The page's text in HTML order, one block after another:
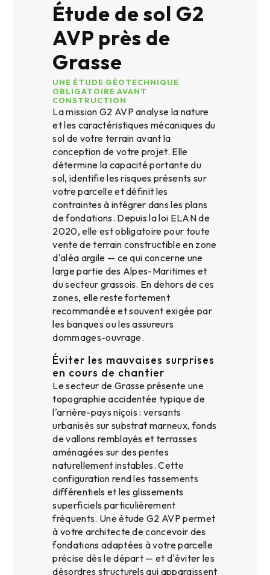
Étude de sol G2
AVP près de
Grasse
UNE ÉTUDE GÉOTECHNIQUE
OBLIGATOIRE AVANT
CONSTRUCTION
La mission G2 AVP analyse la nature
et les caractéristiques mécaniques du
sol de votre terrain avant la
conception de votre projet. Elle
détermine la capacité portante du
sol, identifie les risques présents sur
votre parcelle et définit les
contraintes à intégrer dans les plans
de fondations. Depuis la loi ELAN de
2020, elle est obligatoire pour toute
vente de terrain constructible en zone
d'aléa argile — ce qui concerne une
large partie des Alpes-Maritimes et
du secteur grassois. En dehors de ces
zones, elle reste fortement
recommandée et souvent exigée par
les banques ou les assureurs
dommages-ouvrage.
Éviter les mauvaises surprises
en cours de chantier
Le secteur de Grasse présente une
topographie accidentée typique de
l'arrière-pays niçois : versants
urbanisés sur substrat marneux, fonds
de vallons remblayés et terrasses
aménagées sur des pentes
naturellement instables. Cette
configuration rend les tassements
différentiels et les glissements
superficiels particulièrement
fréquents. Une étude G2 AVP permet
à votre architecte de concevoir des
fondations adaptées à votre parcelle
précise dès le départ — et d'éviter les
désordres structurels qui apparaissent